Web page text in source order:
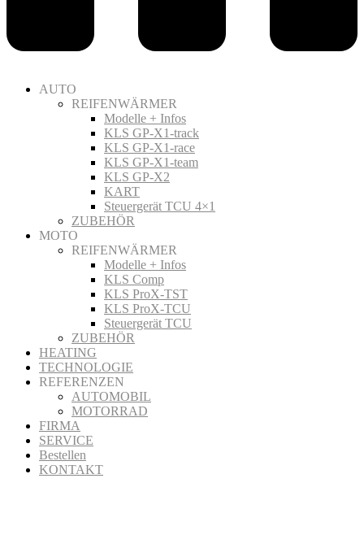
AUTO
REIFENWÄRMER
Modelle + Infos
KLS GP-X1-track
KLS GP-X1-race
KLS GP-X1-team
KLS GP-X2
KART
Steuergerät TCU 4×1
ZUBEHÖR
MOTO
REIFENWÄRMER
Modelle + Infos
KLS Comp
KLS ProX-TST
KLS ProX-TCU
Steuergerät TCU
ZUBEHÖR
HEATING
TECHNOLOGIE
REFERENZEN
AUTOMOBIL
MOTORRAD
FIRMA
SERVICE
Bestellen
KONTAKT